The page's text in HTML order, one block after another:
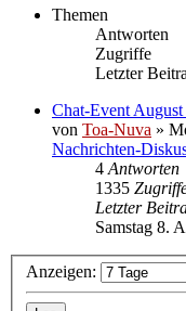
Themen
Antworten
Zugriffe
Letzter
Chat-Event
von Toa-Nuva »
Nachrichten-
4 Antworten
1335
Letzter
Samstag 8.
Anzeigen: